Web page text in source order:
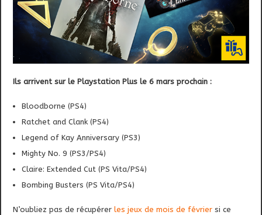
Ils arrivent sur le Playstation Plus le 6 mars prochain :
Bloodborne (PS4)
Ratchet and Clank (PS4)
Legend of Kay Anniversary (PS3)
Mighty No. 9 (PS3/PS4)
Claire: Extended Cut (PS Vita/PS4)
Bombing Busters (PS Vita/PS4)
N’oubliez pas de récupérerles jeux de mois de février si ce